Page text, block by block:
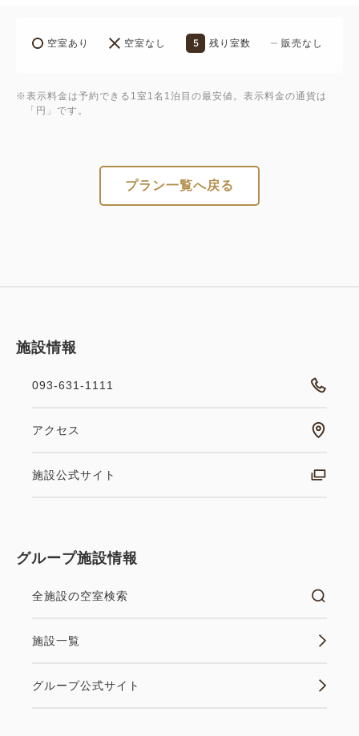
空室あり 空室なし 5 残り室数 販売なし
※表示料金は予約できる1室1名1泊目の最安値。表示料金の通貨は
「円」です。
プラン一覧へ戻る
施設情報
093-631-1111
アクセス
施設公式サイト
グループ施設情報
全施設の空室検索
施設一覧
グループ公式サイト